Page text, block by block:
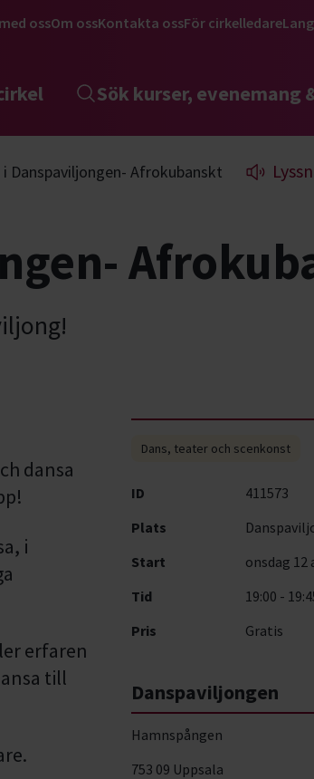
ossOm ossKontakta ossFör cirkelledare
Sök kurser, evenemang
i Danspaviljongen- Afrokubanskt
dansa
i
erfaren
till
Dans, teater och scenkonst
ID
411573
Plats
Start
onsdag 12
Tid
19:00 -
Pris
Gratis
Danspaviljongen
Hamnspången
753 09 Uppsala